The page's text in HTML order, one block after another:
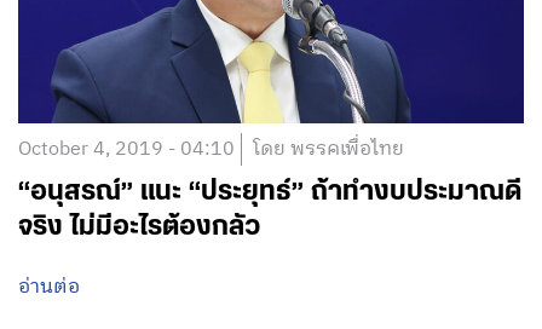
October 4, 2019 - 04:10 โดย พรรคเพื่อไทย
“อนุสรณ์” แนะ “ประยุทธ์” ถ้าทำงบประมาณดี
จริง ไม่มีอะไรต้องกลัว
อ่านต่อ